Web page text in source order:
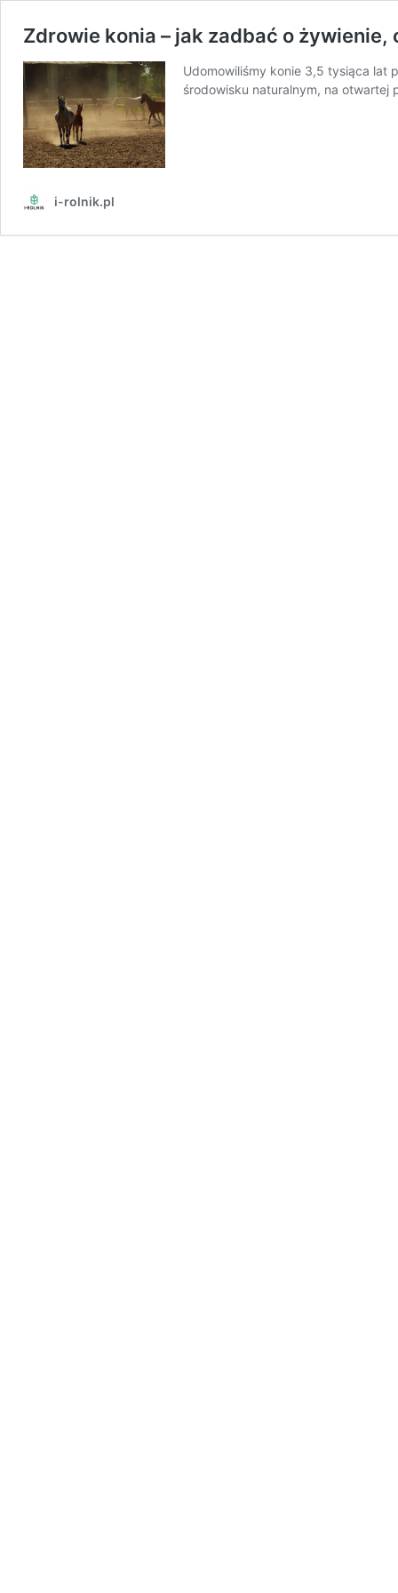
Zdrowie konia – jak zadbać o żywienie,
Udomowiliśmy konie 3,5 tysiąca lat
środowisku naturalnym, na
i-rolnik.pl